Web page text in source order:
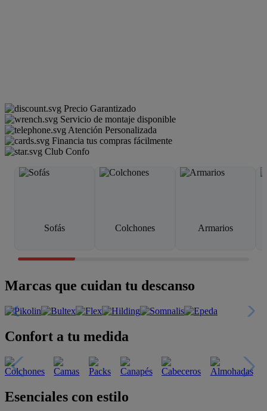
Precio Garantizado
Servicio de montaje disponible
Atención Personalizada
Financia tus compras fácilmente
Club Confo
Sofás Colchones Armarios
Marcas que cuidan tu descanso
Confort a tu medida
Esenciales con estilo